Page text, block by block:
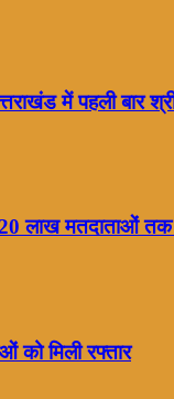
में पहली बार
लाख मतदाताओं तक
को मिली रफ्तार